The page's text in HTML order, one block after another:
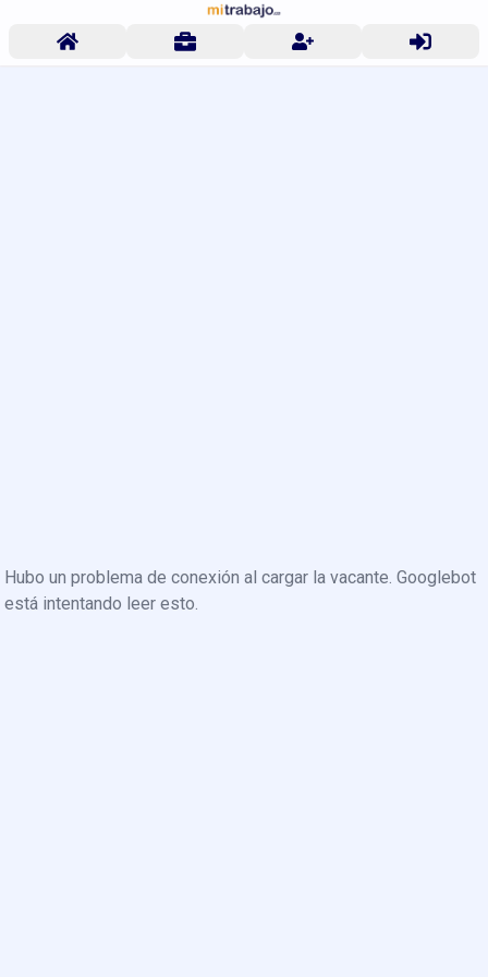
Hubo un problema de conexión al cargar la vacante. Googlebot
está intentando leer esto.